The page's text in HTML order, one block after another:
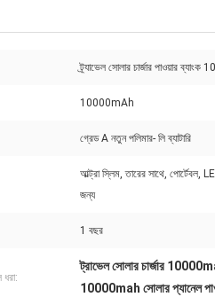
ট্র্যাভেল সোলার চার্জার পাওয়ার
10000mAh
গ্রেড A নতুন পলিমার- লি ব্যাটারি
আল্ট্রা স্লিম, তারের সাথে, পোর্টেবল,
জন্য
1 বছর
ধরা:
ট্রাভেল সোলার চার্জার
10000mah সোলার প্যানেল